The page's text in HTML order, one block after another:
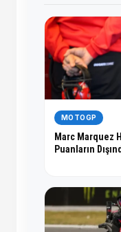
MOTOGP
Marc Marquez
Puanların